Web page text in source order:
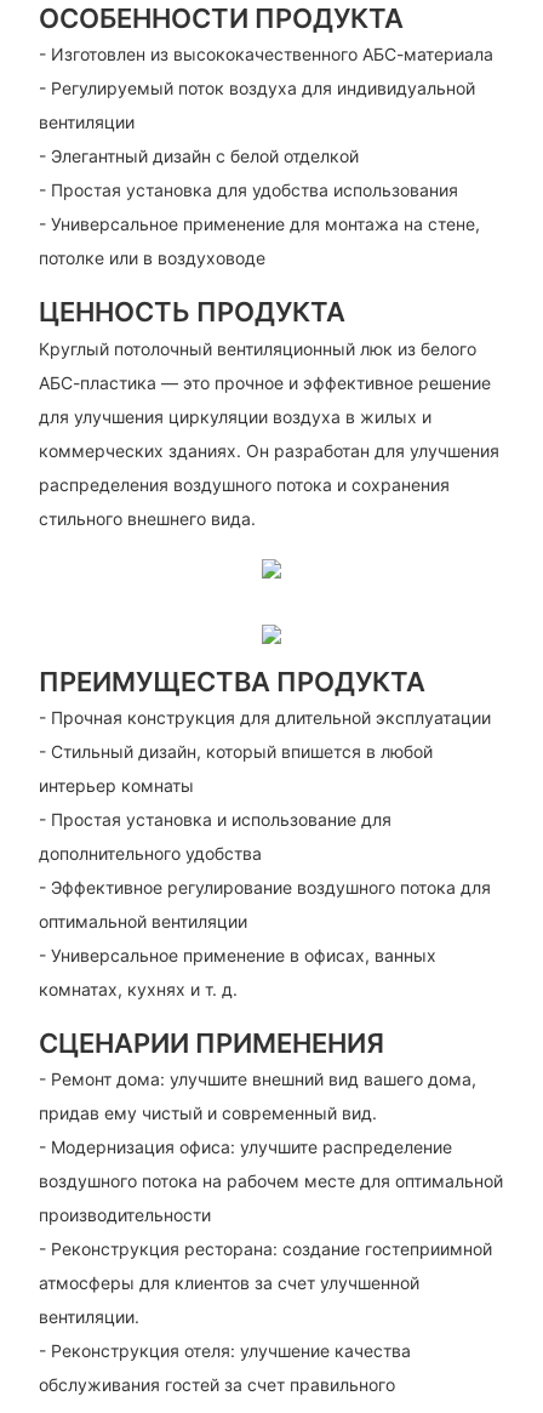
ОСОБЕННОСТИ ПРОДУКТА
- Изготовлен из высококачественного АБС-материала
- Регулируемый поток воздуха для индивидуальной
вентиляции
- Элегантный дизайн с белой отделкой
- Простая установка для удобства использования
- Универсальное применение для монтажа на стене,
потолке или в воздуховоде
ЦЕННОСТЬ ПРОДУКТА
Круглый потолочный вентиляционный люк из белого
АБС-пластика — это прочное и эффективное решение
для улучшения циркуляции воздуха в жилых и
коммерческих зданиях. Он разработан для улучшения
распределения воздушного потока и сохранения
стильного внешнего вида.
ПРЕИМУЩЕСТВА ПРОДУКТА
- Прочная конструкция для длительной эксплуатации
- Стильный дизайн, который впишется в любой
интерьер комнаты
- Простая установка и использование для
дополнительного удобства
- Эффективное регулирование воздушного потока для
оптимальной вентиляции
- Универсальное применение в офисах, ванных
комнатах, кухнях и т. д.
СЦЕНАРИИ ПРИМЕНЕНИЯ
- Ремонт дома: улучшите внешний вид вашего дома,
придав ему чистый и современный вид.
- Модернизация офиса: улучшите распределение
воздушного потока на рабочем месте для оптимальной
производительности
- Реконструкция ресторана: создание гостеприимной
атмосферы для клиентов за счет улучшенной
вентиляции.
- Реконструкция отеля: улучшение качества
обслуживания гостей за счет правильного